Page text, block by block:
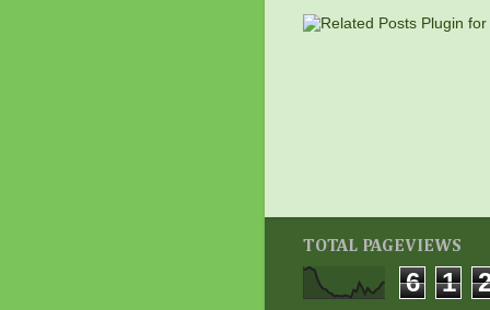
TOTAL PAGEVIEWS
6 1